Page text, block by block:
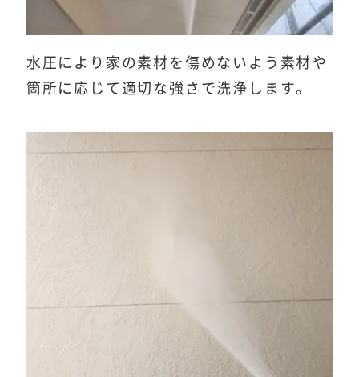
水圧により家の素材を傷めないよう素材や
箇所に応じて適切な強さで洗浄します。